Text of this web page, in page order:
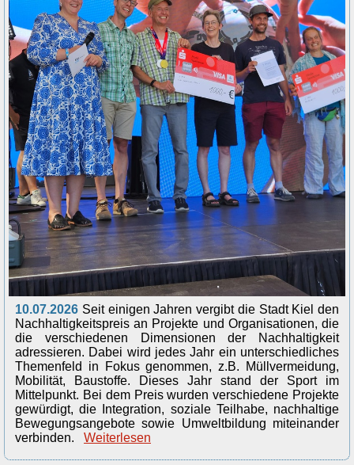
10.07.2026 Seit einigen Jahren vergibt die Stadt Kiel den
Nachhaltigkeitspreis an Projekte und Organisationen, die
die verschiedenen Dimensionen der Nachhaltigkeit
adressieren. Dabei wird jedes Jahr ein unterschiedliches
Themenfeld in Fokus genommen, z.B. Müllvermeidung,
Mobilität, Baustoffe. Dieses Jahr stand der Sport im
Mittelpunkt. Bei dem Preis wurden verschiedene Projekte
gewürdigt, die Integration, soziale Teilhabe, nachhaltige
Bewegungsangebote sowie Umweltbildung miteinander
verbinden.
Weiterlesen